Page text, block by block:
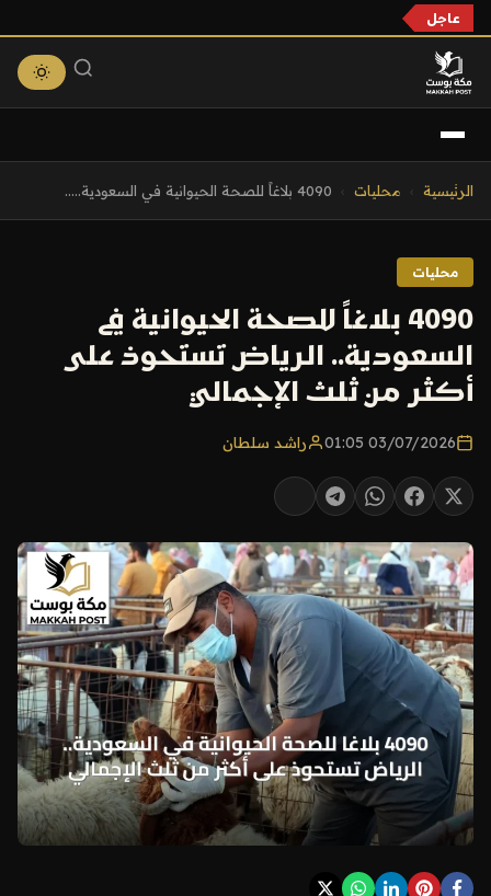
عاجل
الرئيسية محليات 4090 بلاغاً للصحة الحيوانية في السعودية.....
محليات
4090 بلاغاً للصحة الحيوانية في
السعودية.. الرياض تستحوذ على
أكثر من ثلث الإجمالي
03/07/2026 01:05 راشد سلطان